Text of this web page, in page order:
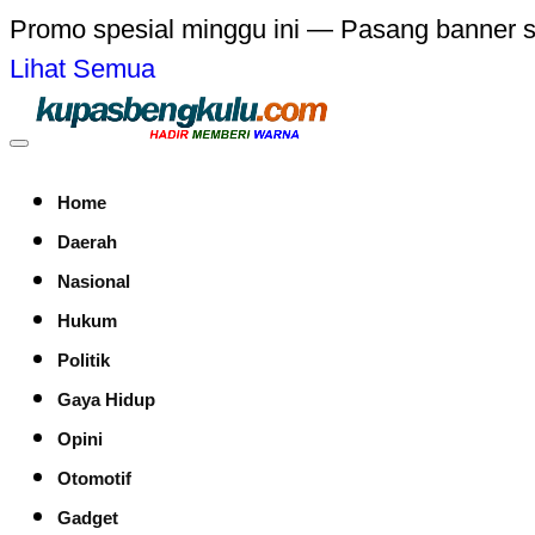
Promo spesial minggu ini — Pasang banner
Lihat Semua
Home
Daerah
Nasional
Hukum
Politik
Gaya Hidup
Opini
Otomotif
Gadget